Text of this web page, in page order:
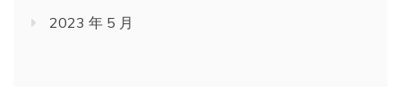
2023 年 5 月